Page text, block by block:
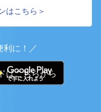
はこちら＞
利に！／
はこちらから